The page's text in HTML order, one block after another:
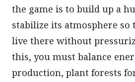
the game is to build up a
stabilize its atmosphere so
live there without
this, you must balance
production, plant forests